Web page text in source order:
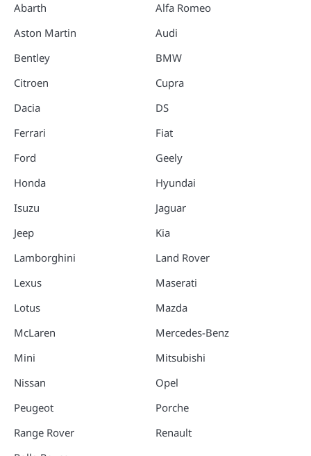
Abarth
Aston Martin
Bentley
Citroen
Dacia
Ferrari
Ford
Honda
Isuzu
Jeep
Lamborghini
Lexus
Lotus
McLaren
Mini
Nissan
Peugeot
Range Rover
Alfa Romeo
Audi
BMW
Cupra
DS
Fiat
Geely
Hyundai
Jaguar
Kia
Land Rover
Maserati
Mazda
Mercedes-Benz
Mitsubishi
Opel
Porche
Renault